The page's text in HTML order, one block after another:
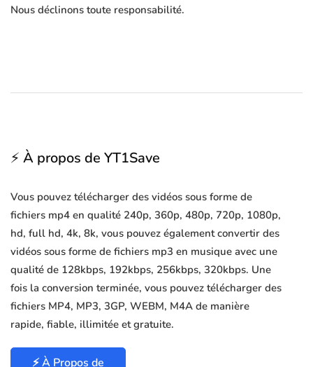
Nous déclinons toute responsabilité.
⚡ À propos de YT1Save
Vous pouvez télécharger des vidéos sous forme de
fichiers mp4 en qualité 240p, 360p, 480p, 720p, 1080p,
hd, full hd, 4k, 8k, vous pouvez également convertir des
vidéos sous forme de fichiers mp3 en musique avec une
qualité de 128kbps, 192kbps, 256kbps, 320kbps. Une
fois la conversion terminée, vous pouvez télécharger des
fichiers MP4, MP3, 3GP, WEBM, M4A de manière
rapide, fiable, illimitée et gratuite.
⚡ À Propos de